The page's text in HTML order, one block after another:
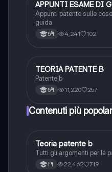
Altro
APPUNTI ESAME DI
Appunti patente sulle
guida
5ªl 4,241 102
Altro
TEORIA PATENTE B
Patente b
5ªl 11,220 257
Contenuti più
TAltro
Teoria patente b
Tutti gli argomenti per la
1ªl 22,462 719